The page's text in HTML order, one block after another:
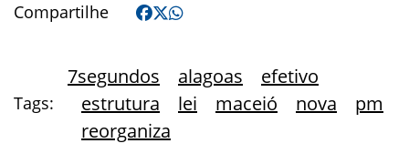
Compartilhe
Tags:
7segundos alagoas
efetivo
estrutura
lei maceió nova
pm
reorganiza